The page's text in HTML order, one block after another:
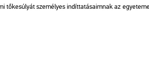
tő­ke­sú­lyát sze­mé­lyes in­dít­ta­tá­sa­im­nak az